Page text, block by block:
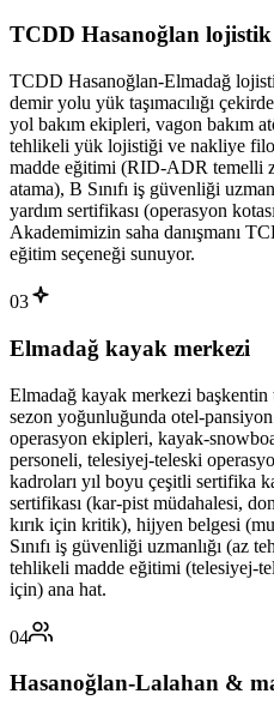
TCDD Hasanoğlan lojistik
TCDD Hasanoğlan-Elmadağ
demir yolu yük taşımacılığı
yol bakım ekipleri, vagon bakım
tehlikeli yük lojistiği ve nakliye
madde eğitimi (RID-ADR temelli
atama), B Sınıfı iş güvenliği
yardım sertifikası (operasyon
Akademimizin saha danışmanı
eğitim seçeneği sunuyor.
03
Elmadağ kayak merkezi
Elmadağ kayak merkezi
sezon yoğunluğunda otel-
operasyon ekipleri, kayak-
personeli, telesiyej-teleski
kadroları yıl boyu çeşitli sertifika
sertifikası (kar-pist müdahalesi,
kırık için kritik), hijyen belgesi
Sınıfı iş güvenliği uzmanlığı (az
tehlikeli madde eğitimi (telesiyej-
için) ana hat.
04
Hasanoğlan-Lalahan &